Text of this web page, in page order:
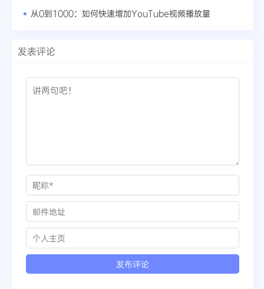
从0到1000：如何快速增加YouTube视频播放量
发表评论